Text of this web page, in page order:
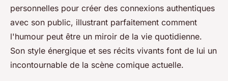
personnelles pour créer des connexions authentiques
avec son public, illustrant parfaitement comment
l'humour peut être un miroir de la vie quotidienne.
Son style énergique et ses récits vivants font de lui un
incontournable de la scène comique actuelle.